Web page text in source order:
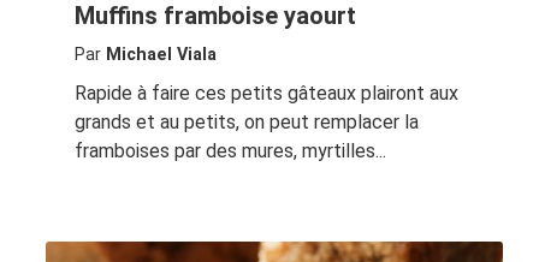
Muffins framboise yaourt
Par Michael Viala
Rapide à faire ces petits gâteaux plairont aux
grands et au petits, on peut remplacer la
framboises par des mures, myrtilles...